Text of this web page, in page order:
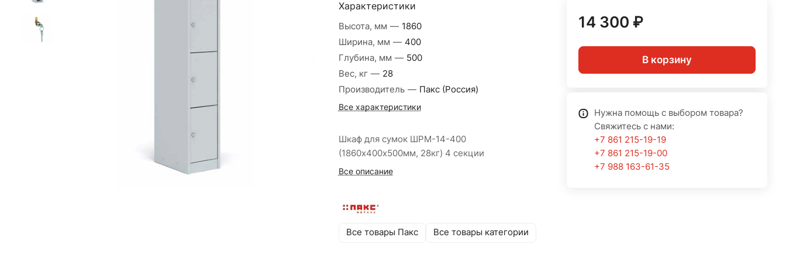
Характеристики
Высота, мм — 1860
Ширина, мм — 400
Глубина, мм — 500
Вес, кг — 28
Производитель — Пакс (Россия)
Все характеристики
Шкаф для сумок ШРМ-14-400
(1860х400х500мм, 28кг) 4 секции
Все описание
Все товары Пакс Все товары категории
14 300 ₽
В корзину
Нужна помощь с выбором товара?
Свяжитесь с нами:
+7 861 215-19-19
+7 861 215-19-00
+7 988 163-61-35